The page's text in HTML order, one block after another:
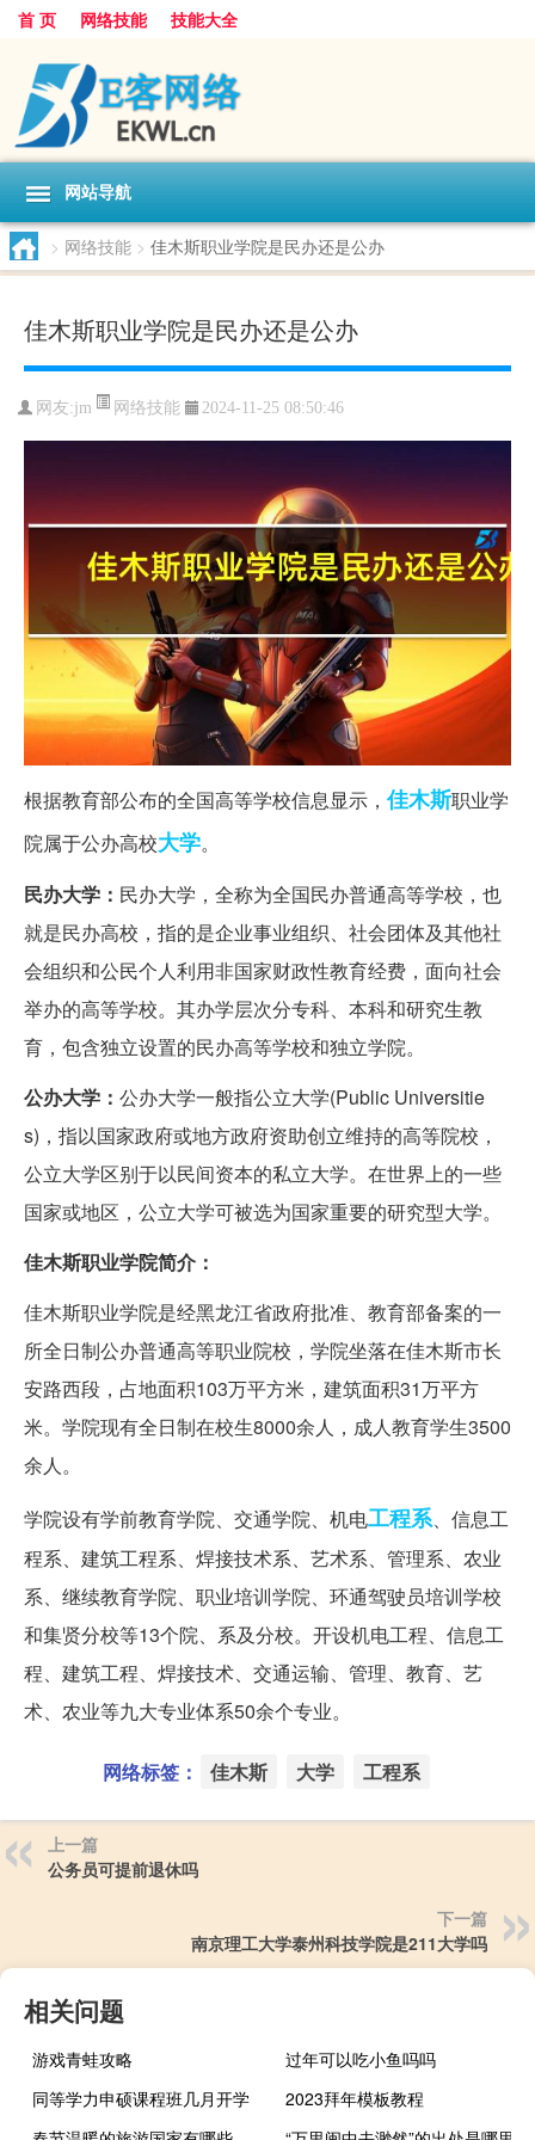
首 页 网络技能 技能大全
网站导航
> 网络技能 > 佳木斯职业学院是民办还是公办
佳木斯职业学院是民办还是公办
网友:jm 网络技能 2024-11-25 08:50:46
根据教育部公布的全国高等学校信息显示， 佳木斯职业学
院属于公办高校大学。
民办大学： 民办大学，全称为全国民办普通高等学校，也
就是民办高校，指的是企业事业组织、社会团体及其他社
会组织和公民个人利用非国家财政性教育经费，面向社会
举办的高等学校。其办学层次分专科、本科和研究生教
育，包含独立设置的民办高等学校和独立学院。
公办大学： 公办大学一般指公立大学(Public Universitie
s)，指以国家政府或地方政府资助创立维持的高等院校，
公立大学区别于以民间资本的私立大学。在世界上的一些
国家或地区，公立大学可被选为国家重要的研究型大学。
佳木斯职业学院简介：
佳木斯职业学院是经黑龙江省政府批准、教育部备案的一
所全日制公办普通高等职业院校，学院坐落在佳木斯市长
安路西段，占地面积103万平方米，建筑面积31万平方
米。学院现有全日制在校生8000余人，成人教育学生3500
余人。
学院设有学前教育学院、交通学院、机电工程系、信息工
程系、建筑工程系、焊接技术系、艺术系、管理系、农业
系、继续教育学院、职业培训学院、环通驾驶员培训学校
和集贤分校等13个院、系及分校。开设机电工程、信息工
程、建筑工程、焊接技术、交通运输、管理、教育、艺
术、农业等九大专业体系50余个专业。
网络标签： 佳木斯 大学 工程系
上一篇
公务员可提前退休吗
下一篇
南京理工大学泰州科技学院是211大学吗
相关问题
游戏青蛙攻略
过年可以吃小鱼吗吗
同等学力申硕课程班几月开学
2023拜年模板教程